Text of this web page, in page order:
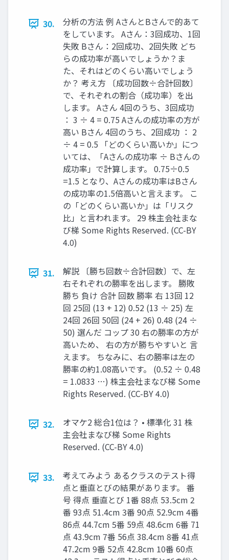
30.
分析の方法 例 AさんとBさんで的あて
をしています。 Aさん：3回成功、1回
失敗 Bさん：2回成功、2回失敗 どち
らの成功率が高いでしょうか？ま
た、それはどのくらい高いでしょう
か？ 考え方 〔成功回数÷合計回数〕
で、それぞれの割合（成功率）を出
します。 Aさん 4回のうち、3回成功
： 3 ÷ 4 = 0.75 Aさんの成功率の方が
高い Bさん 4回のうち、2回成功 ： 2
÷ 4 = 0.5 「どのくらい高いか」につ
いては、「Aさんの成功率 ÷ Bさんの
成功率」で計算します。 0.75÷0.5
=1.5 となり、Aさんの成功率はBさん
の成功率の1.5倍高いと言えます。 こ
の「どのくらい高いか」は「リスク
比」と言われます。 29 株主会社まな
び梯 Some Rights Reserved. (CC-BY
4.0)
31.
解説 〔勝ち回数÷合計回数〕で、左
右それぞれの勝率を出します。 勝敗
勝ち 負け 合計 回数 勝率 右 13回 12
回 25回 (13 + 12) 0.52 (13 ÷ 25) 左
24回 26回 50回 (24 + 26) 0.48 (24 ÷
50) 選んだ コップ 30 右の勝率の方が
高いため、 右の方が勝ちやすいと 言
えます。 ちなみに、右の勝率は左の
勝率の約1.08高いです。 (0.52 ÷ 0.48
= 1.0833 …) 株主会社まなび梯 Some
Rights Reserved. (CC-BY 4.0)
32.
オマケ2 総合1位は？ • 標準化 31 株
主会社まなび梯 Some Rights
Reserved. (CC-BY 4.0)
33.
考えてみよう あるクラスのテスト得
点と垂直とびの結果があります。 番
号 得点 垂直とび 1番 88点 53.5cm 2
番 93点 51.4cm 3番 90点 52.9cm 4番
86点 44.7cm 5番 59点 48.6cm 6番 71
点 43.9cm 7番 56点 38.4cm 8番 41点
47.2cm 9番 52点 42.8cm 10番 60点